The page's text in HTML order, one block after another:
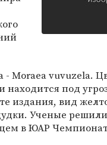
- Moraea vuvuzela.
под
издания, вид
Ученые
в ЮАР